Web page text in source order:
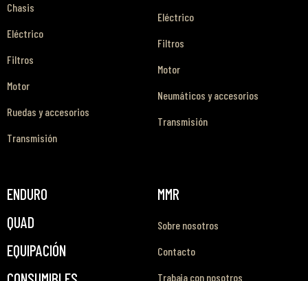
Chasis
Eléctrico
Filtros
Motor
Ruedas y accesorios
Transmisión
Eléctrico
Filtros
Motor
Neumáticos y accesorios
Transmisión
ENDURO
QUAD
EQUIPACIÓN
MMR
Sobre nosotros
Contacto
Trabaja con nosotros